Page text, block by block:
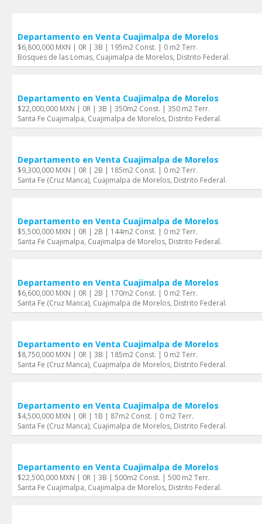
Departamento en Venta Cuajimalpa de Morelos
$6,800,000 MXN | 0R | 3B | 195m2 Const. | 0 m2 Terr.
Bosques de las Lomas, Cuajimalpa de Morelos, Distrito Federal.
Departamento en Venta Cuajimalpa de Morelos
$22,000,000 MXN | 0R | 3B | 350m2 Const. | 350 m2 Terr.
Santa Fe Cuajimalpa, Cuajimalpa de Morelos, Distrito Federal.
Departamento en Venta Cuajimalpa de Morelos
$9,300,000 MXN | 0R | 2B | 185m2 Const. | 0 m2 Terr.
Santa Fe (Cruz Manca), Cuajimalpa de Morelos, Distrito Federal.
Departamento en Venta Cuajimalpa de Morelos
$5,500,000 MXN | 0R | 2B | 144m2 Const. | 0 m2 Terr.
Santa Fe Cuajimalpa, Cuajimalpa de Morelos, Distrito Federal.
Departamento en Venta Cuajimalpa de Morelos
$6,600,000 MXN | 0R | 2B | 170m2 Const. | 0 m2 Terr.
Santa Fe (Cruz Manca), Cuajimalpa de Morelos, Distrito Federal.
Departamento en Venta Cuajimalpa de Morelos
$8,750,000 MXN | 0R | 3B | 185m2 Const. | 0 m2 Terr.
Santa Fe (Cruz Manca), Cuajimalpa de Morelos, Distrito Federal.
Departamento en Venta Cuajimalpa de Morelos
$4,500,000 MXN | 0R | 1B | 87m2 Const. | 0 m2 Terr.
Santa Fe (Cruz Manca), Cuajimalpa de Morelos, Distrito Federal.
Departamento en Venta Cuajimalpa de Morelos
$22,500,000 MXN | 0R | 3B | 500m2 Const. | 500 m2 Terr.
Santa Fe Cuajimalpa, Cuajimalpa de Morelos, Distrito Federal.